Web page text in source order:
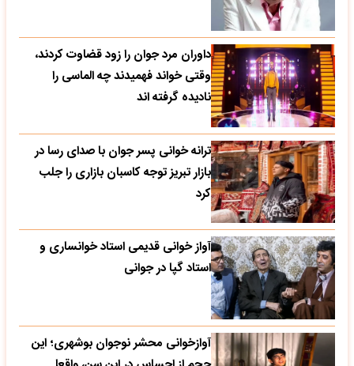
داوران مرد جوان را زود قضاوت کردند،
وقتی خواند فهمیدند چه الماسی را
نادیده گرفته اند
ترانه خوانی پسر جوان با صدای رسا در
بازار تبریز توجه کاسبان بازاری را جلب
کرد
آواز خوانی قدیمی استاد خوانساری و
استاد گپا در جوانی
آوازخوانی محشر نوجوان بوشهری؛ این